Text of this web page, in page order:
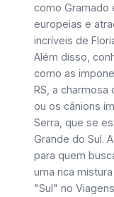
como Gramado
europeias e
incríveis de
Além disso,
como as
RS, a charmosa
ou os cânions
Serra, que se
Grande do Sul.
para quem
uma rica
"Sul" no